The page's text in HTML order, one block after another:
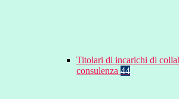
Titolari di incarichi di
consulenza 44